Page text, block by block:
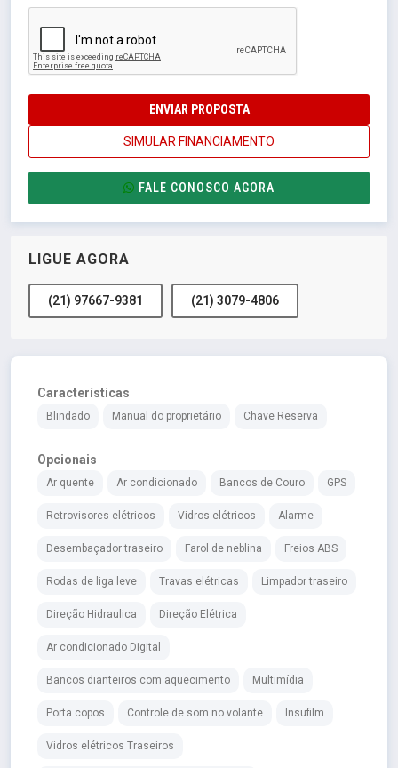
ENVIAR PROPOSTA
SIMULAR FINANCIAMENTO
FALE CONOSCO AGORA
LIGUE AGORA
(21) 97667-9381 (21) 3079-4806
Características
Blindado Manual do proprietário Chave Reserva
Opcionais
Ar quente Ar condicionado Bancos de Couro GPS
Retrovisores elétricos Vidros elétricos Alarme
Desembaçador traseiro Farol de neblina Freios ABS
Rodas de liga leve Travas elétricas Limpador traseiro
Direção Hidraulica Direção Elétrica
Ar condicionado Digital
Bancos dianteiros com aquecimento Multimídia
Porta copos Controle de som no volante Insufilm
Vidros elétricos Traseiros